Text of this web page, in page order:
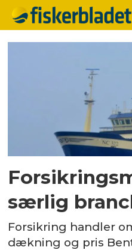
Tag:
advertorial
særlig
Forsikring handler
dækning og pris